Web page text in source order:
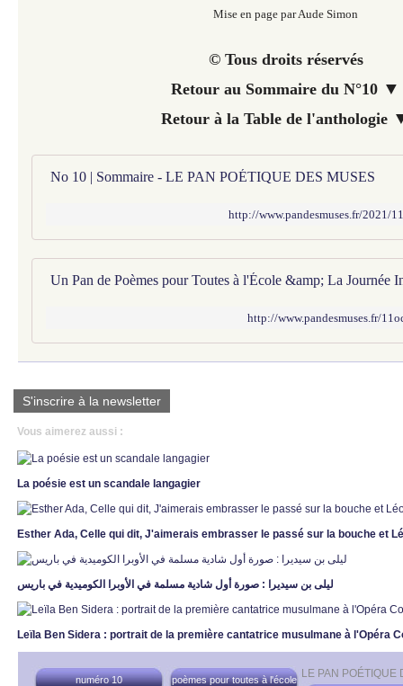
Mise en page par Aude Simon
© Tous droits réservés
Retour au Sommaire du N°10 ▼
Retour à la Table de l'anthologie
No 10 | Sommaire - LE PAN POÉTIQUE DES MUSES
http://www.pandesmuses.fr/2021/
http://www.pandesmuses.fr/
S'inscrire à la newsletter
Vous aimerez aussi :
La poésie est un scandale langagier
Esther Ada, Celle qui dit, J'aimerais embrasser le passé sur la bouche et
ليلى بن سيديرا : صورة أول شادية مسلمة في الأوبرا الكوميدية في باريس
Leïla Ben Sidera : portrait de la première cantatrice musulmane à l'Opéra
LE PAN
numéro 10
poèmes pour toutes à l'école